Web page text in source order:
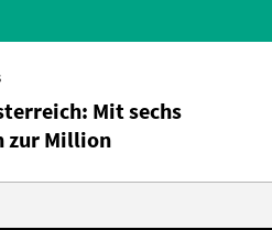
Mit sechs
zur Million